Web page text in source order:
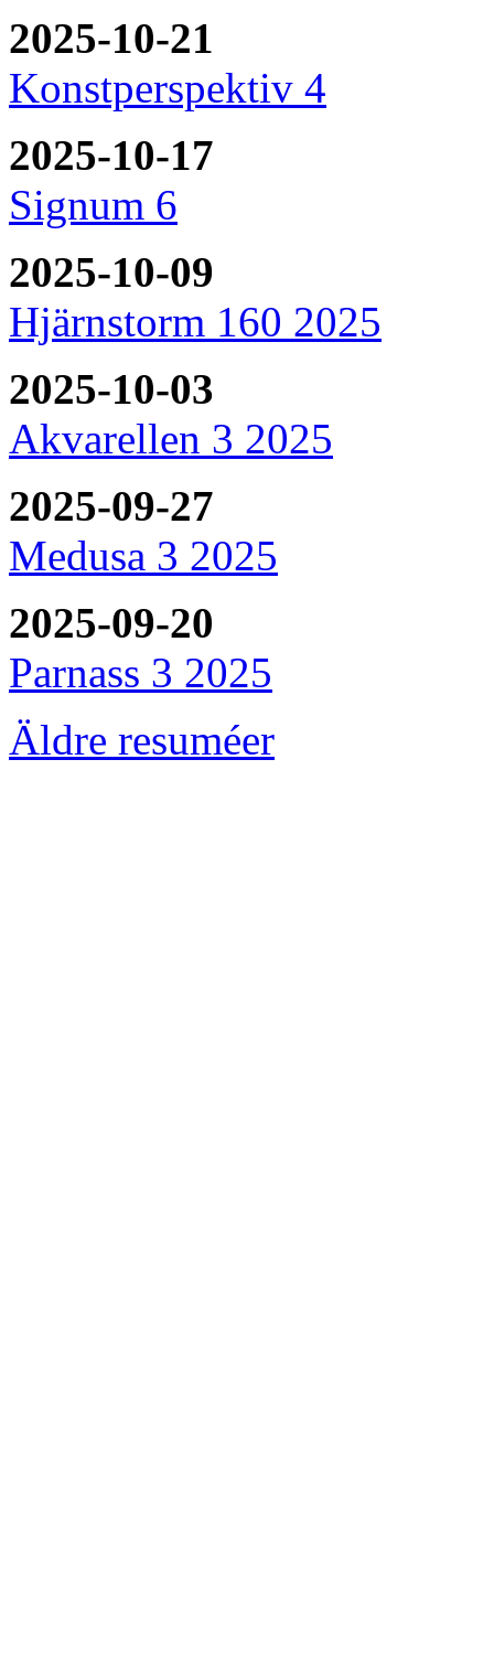
2025-10-21
Konstperspektiv 4
2025-10-17
Signum 6
2025-10-09
Hjärnstorm 160 2025
2025-10-03
Akvarellen 3 2025
2025-09-27
Medusa 3 2025
2025-09-20
Parnass 3 2025
Äldre resuméer